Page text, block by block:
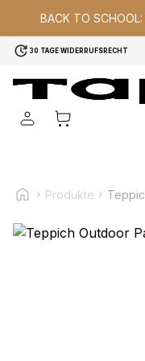
BACK TO
30 TAGE WIDERRUFSRECHT
Produkte
personalisieren, um
zu können und um
Außerdem geben wir
unserer Website an
Nutzung der Dienste
Notwendig